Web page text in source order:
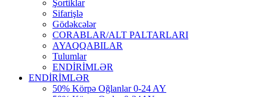
Şortiklar
Sifarişlə
Gödəkcələr
CORABLAR/ALT PALTARLARI
AYAQQABILAR
Tulumlar
ENDİRİMLƏR
ENDİRİMLƏR
50% Körpə Oğlanlar 0-24 AY